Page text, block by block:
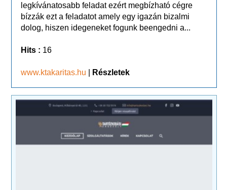
legkívánatosabb feladat ezért megbízható cégre
bízzák ezt a feladatot amely egy igazán bizalmi
dolog, hiszen idegeneket fogunk beengedni a...
Hits : 16
www.ktakaritas.hu Részletek